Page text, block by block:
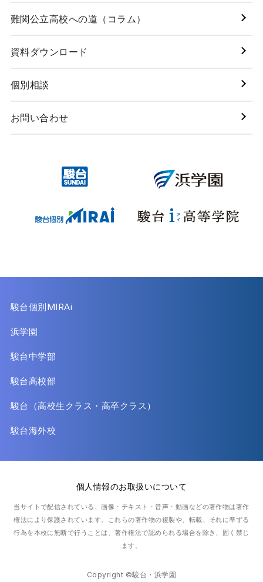
難関公立高校への道（コラム）
資料ダウンロード
個別相談
お問い合わせ
駿台個別MIRAi
浜学園
駿台中学部
駿台高校部
駿台（高校生クラス・高卒クラス）
駿台海外校
個人情報のお取扱いについて
当サイトで配信されている、画像・テキスト・音声・動画などの著作物は著作
権法により保護されています。
これらの著作物の複製や、転載、それに準ずる
行為を本校に無断で行うことは、著作権法で認められる場合を除き、固く禁じ
ます。
Copyright ©駿台・浜学園